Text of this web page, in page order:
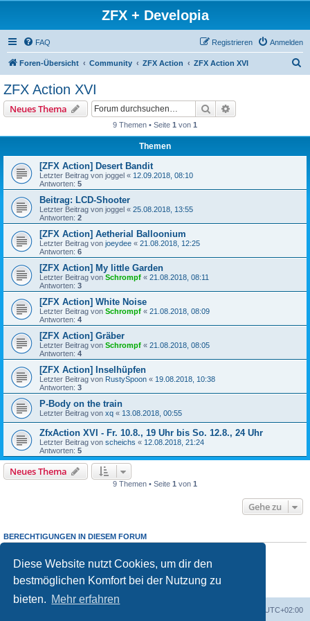
Diese Website nutzt Cookies, um dir den
bestmöglichen Komfort bei der Nutzung zu
bieten. Mehr erfahren
ZFX + Developia
FAQ Anmelden
Registrieren
Foren-Übersicht Community ZFX Action ZFX Action XVI
ZFX Action XVI
Neues Thema Suche
9 Themen • Seite 1 von 1
Themen
[ZFX Action] Desert Bandit
Letzter Beitrag von joggel « 12.09.2018, 08:10
Antworten: 5
Beitrag: LCD-Shooter
Letzter Beitrag von joggel « 25.08.2018, 13:55
Antworten: 2
[ZFX Action] Aetherial Balloonium
Letzter Beitrag von joeydee « 21.08.2018, 12:25
Antworten: 6
[ZFX Action] My little Garden
Letzter Beitrag von Schrompf « 21.08.2018, 08:11
Antworten: 3
[ZFX Action] White Noise
Letzter Beitrag von Schrompf « 21.08.2018, 08:09
Antworten: 4
[ZFX Action] Gräber
Letzter Beitrag von Schrompf « 21.08.2018, 08:05
Antworten: 4
[ZFX Action] Inselhüpfen
Letzter Beitrag von RustySpoon « 19.08.2018, 10:38
Antworten: 3
P-Body on the train
Letzter Beitrag von xq « 13.08.2018, 00:55
ZfxAction XVI - Fr. 10.8., 19 Uhr bis So. 12.8., 24 Uhr
Letzter Beitrag von scheichs « 12.08.2018, 21:24
Antworten: 5
Neues Thema
9 Themen • Seite 1 von 1
Gehe zu
BERECHTIGUNGEN IN DIESEM FORUM
Du darfst
keine Antworten zu Themen in diesem Forum erstellen.
Du darfst deine Beiträge in diesem Forumnichtändern.
Du darfst deine Beiträge in diesem Forum nicht löschen.
keine
UTC+02:00